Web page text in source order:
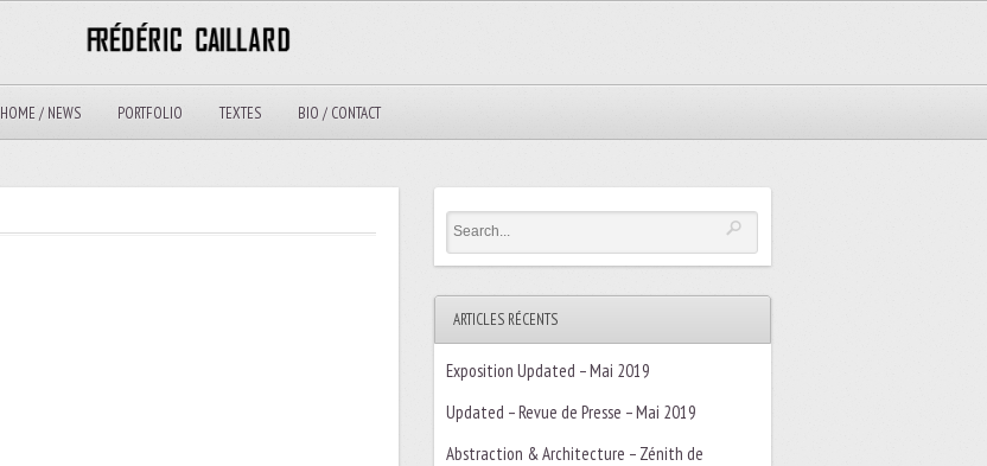
HOME / NEWS PORTFOLIO TEXTES BIO / CONTACT
ARTICLES RÉCENTS
Exposition Updated – Mai 2019
Updated – Revue de Presse – Mai 2019
Abstraction & Architecture – Zénith de